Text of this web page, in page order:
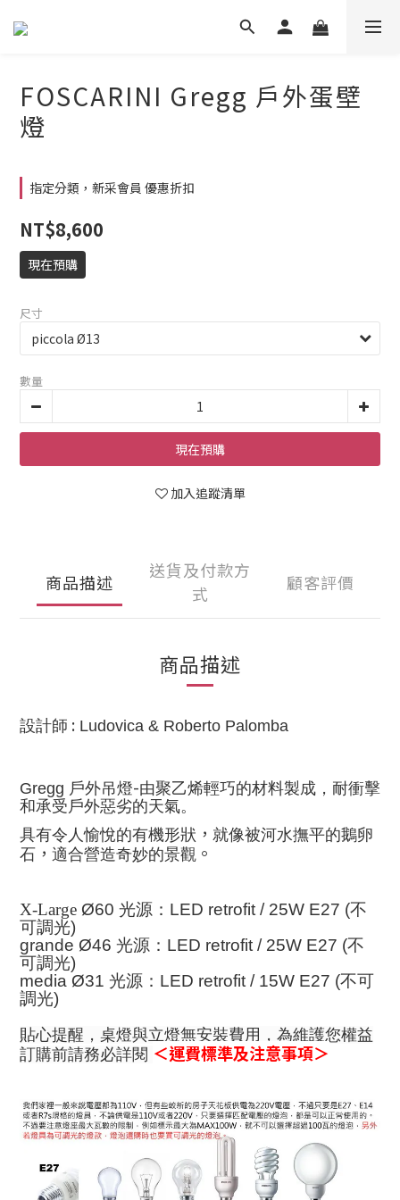
FOSCARINI Gregg 戶外蛋壁
燈
指定分類，新采會員 優惠折扣
NT$8,600
現在預購
尺寸
數量
現在預購
加入追蹤清單
商品描述
送貨及付款方
式
顧客評價
商品描述
設計師 : Ludovica & Roberto Palomba
Gregg 戶外吊燈-由聚乙烯輕巧的材料製成 ， 耐衝擊
和承受戶外惡劣的天氣。
具有令人愉悅的有機形狀 ， 就像被河水撫平的鵝卵
石 ， 適合營造奇妙的景觀 。
X-Large Ø60 光源： LED retrofit / 25W E27 (不
可調光)
grande Ø46 光源： LED retrofit / 25W E27 (不
可調光)
media Ø31 光源： LED retrofit / 15W E27 (不可
調光)
貼心提醒，桌燈與立燈無安裝費用，為維護您權益
訂購前請務必詳閱 ＜運費標準及注意事項＞